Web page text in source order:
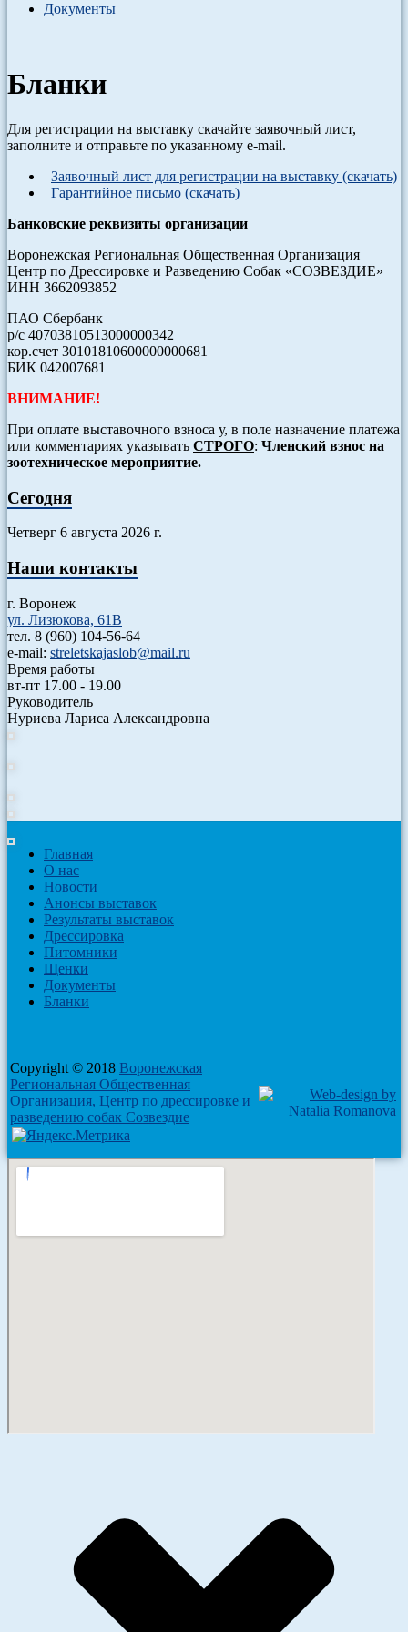
Документы
Бланки
Для регистрации на выставку скачайте заявочный лист,
заполните и отправьте по указанному e-mail.
Заявочный лист для регистрации на выставку (скачать)
Гарантийное письмо (скачать)
Банковские реквизиты организации
Воронежская Региональная Общественная Организация
Центр по Дрессировке и Разведению Собак «СОЗВЕЗДИЕ»
ИНН 3662093852
ПАО Сбербанк
р/с 40703810513000000342
кор.счет 30101810600000000681
БИК 042007681
ВНИМАНИЕ!
При оплате выставочного взноса у, в поле назначение платежа
или комментариях указывать СТРОГО: Членский взнос на
зоотехническое мероприятие.
Сегодня
Четверг 6 августа 2026 г.
Наши контакты
г. Воронеж
ул. Лизюкова, 61В
тел. 8 (960) 104-56-64
e-mail: streletskajaslob@mail.ru
Время работы
вт-пт 17.00 - 19.00
Руководитель
Нуриева Лариса Александровна
Главная
О нас
Новости
Анонсы выставок
Результаты выставок
Дрессировка
Питомники
Щенки
Документы
Бланки
Copyright © 2018 Воронежская
Региональная Общественная
Организация, Центр по дрессировке и
разведению собак Созвездие